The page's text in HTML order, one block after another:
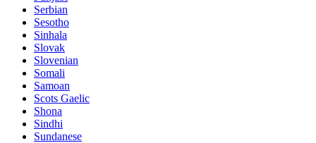
Serbian
Sesotho
Sinhala
Slovak
Slovenian
Somali
Samoan
Scots Gaelic
Shona
Sindhi
Sundanese